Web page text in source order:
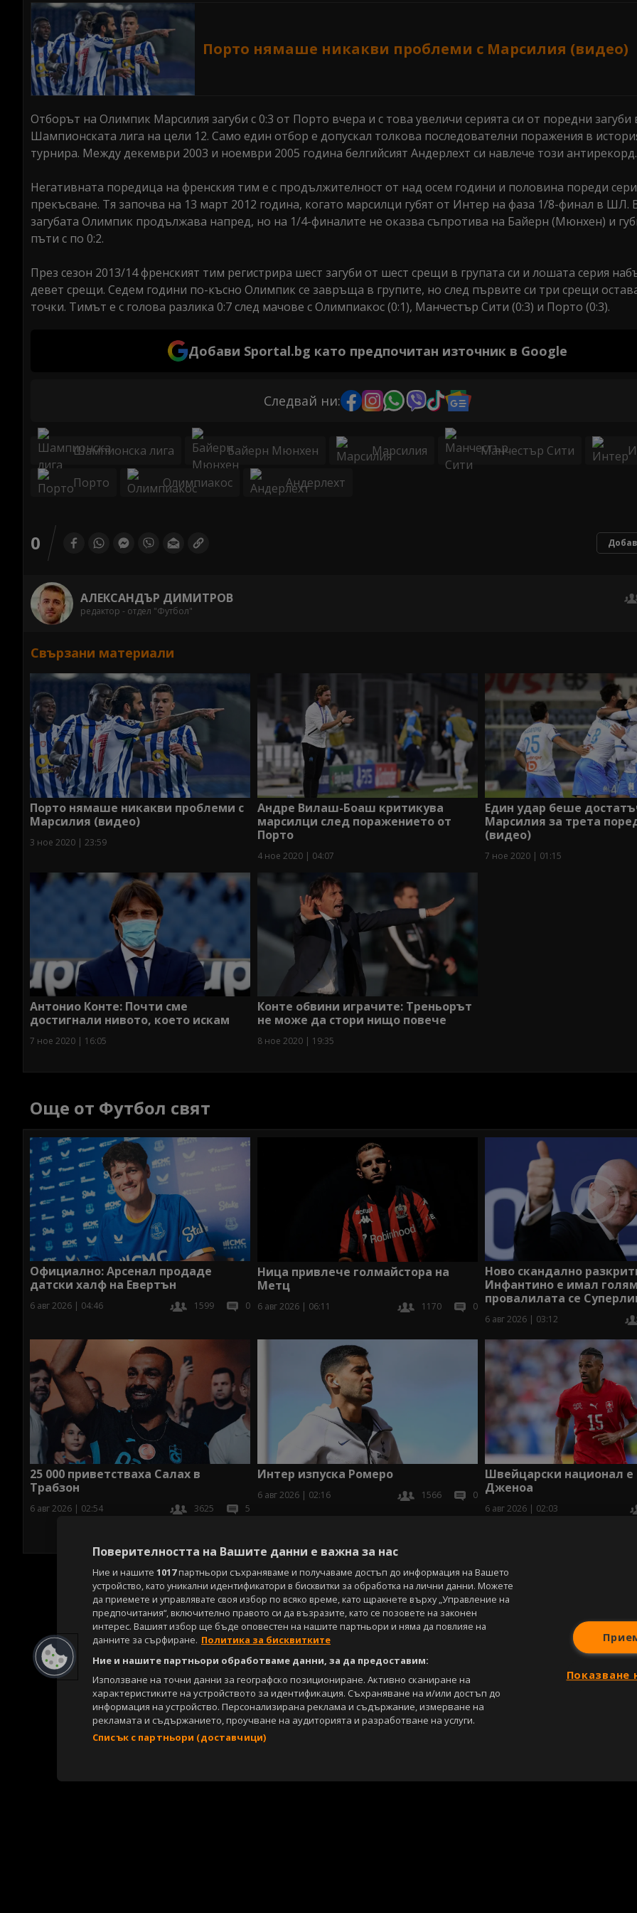
Порто нямаше никакви проблеми с Марсилия (видео)
Отборът на Олимпик Марсилия загуби с 0:3 от Порто вчера и с това увеличи серията си от поредни загуби
Шампионската лига на цели 12. Само един отбор е допускал толкова последователни поражения в
турнира. Между декември 2003 и ноември 2005 година белгийсият Андерлехт си навлече този антирекорд.
Негативната поредица на френския тим е с продължителност от над осем години и половина пореди
прекъсване. Тя започва на 13 март 2012 година, когато марсилци губят от Интер на фаза 1/8-финал в ШЛ.
загубата Олимпик продължава напред, но на 1/4-финалите не оказва съпротива на Байерн (Мюнхен) и
пъти с по 0:2.
През сезон 2013/14 френският тим регистрира шест загуби от шест срещи в групата си и лошата серия
девет срещи. Седем години по-късно Олимпик се завръща в групите, но след първите си три срещи
точки. Тимът е с голова разлика 0:7 след мачове с Олимпиакос (0:1), Манчестър Сити (0:3) и Порто (0:3).
Добави Sportal.bg като предпочитан източник в Google
Следвай ни:
Шампионска лига Байерн Мюнхен Марсилия Манчестър Сити
Порто Олимпиакос Андерлехт
0
АЛЕКСАНДЪР ДИМИТРОВ
редактор - отдел "Футбол"
Свързани материали
Порто нямаше никакви проблеми с
Марсилия (видео)
3 ное 2020 | 23:59
Андре Вилаш-Боаш критикува
марсилци след поражението от
Порто
4 ное 2020 | 04:07
Един удар беше
Марсилия за трета
(видео)
7 ное 2020 | 01:15
Антонио Конте: Почти сме
достигнали нивото, което искам
7 ное 2020 | 16:05
Конте обвини играчите: Треньорът
не може да стори нищо повече
8 ное 2020 | 19:35
Още от Футбол свят
Официално: Арсенал продаде
датски халф на Евертън
6 авг 2026 | 04:46 1599 0
Ница привлече голмайстора на
Метц
6 авг 2026 | 06:11 1170 0
Ново скандално
Инфантино е имал
провалилата се
6 авг 2026 | 03:12
25 000 приветстваха Салах в
Трабзон
6 авг 2026 | 02:54 3625 5
Интер изпуска Ромеро
6 авг 2026 | 02:16 1566 0
Швейцарски национал е
Дженоа
6 авг 2026 | 02:03
Поверителността на Вашите данни е важна за нас
Ние и нашите 1017партньори съхраняваме и получаваме достъп до информация на Вашето
устройство, като уникални идентификатори в бисквитки за обработка на лични данни. Можете
да приемете и управлявате своя избор по всяко време, като щракнете върху „Управление на
предпочитания“, включително правото си да възразите, като се позовете на законен
интерес. Вашият избор ще бъде оповестен на нашите партньори и няма да повлияе на
данните за сърфиране. Политика за бисквитките
Ние и нашите партньори обработваме данни, за да предоставим:
Използване на точни данни за географско позициониране. Активно сканиране на
характеристиките на устройството за идентификация. Съхраняване на и/или достъп до
информация на устройство. Персонализирана реклама и съдържание, измерване на
рекламата и съдържанието, проучване на аудиторията и разработване на услуги.
Списък с партньори (доставчици)
Показване